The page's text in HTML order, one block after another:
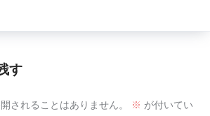
す
されることはありません。 ※ が付いてい